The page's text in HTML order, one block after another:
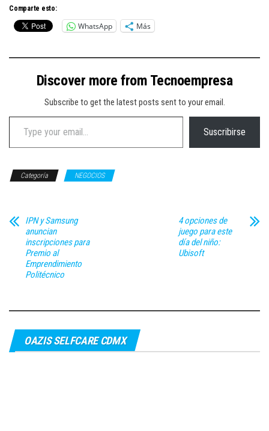
Comparte esto:
WhatsApp Más
Discover more from Tecnoempresa
Subscribe to get the latest posts sent to your email.
Type your email…
Suscribirse
Categoría NEGOCIOS
IPN y Samsung
anuncian
inscripciones para
Premio al
Emprendimiento
Politécnico
4 opciones de
juego para este
día del niño:
Ubisoft
OAZIS SELFCARE CDMX